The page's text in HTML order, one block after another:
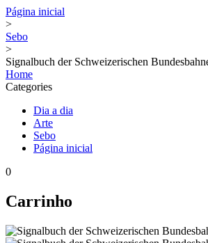
Página inicial
>
Sebo
>
Signalbuch der Schweizerischen
Home
Categories
Dia a dia
Arte
Sebo
Página inicial
0
Carrinho